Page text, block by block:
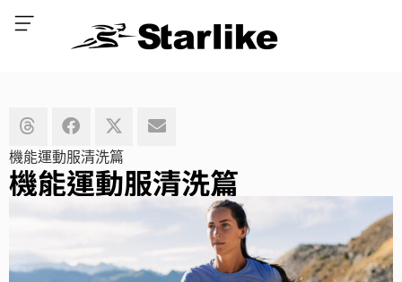
機能運動服清洗篇
機能運動服清洗篇